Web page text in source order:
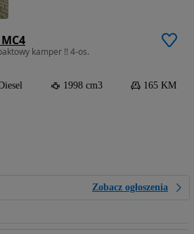
kamper !! 4-os.
1998 cm3
165 KM
Zobacz ogłoszenia